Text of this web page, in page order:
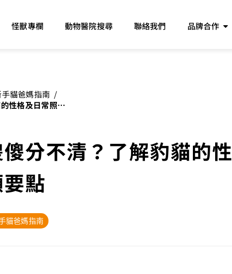
怪獸專欄 動物醫院搜尋 聯絡我們 品牌合作
貓爸媽指南 /
性格及日常照顧
分不清？了解豹貓的性
點
貓爸媽指南